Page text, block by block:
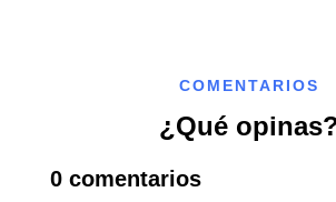
COMENTARIOS
¿Qué
0 comentarios